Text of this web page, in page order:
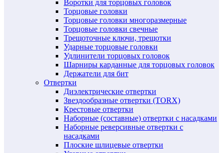
Воротки для торцовых головок
Торцовые головки
Торцовые головки многоразмерные
Торцовые головки свечные
Трещоточные ключи, трещотки
Ударные торцовые головки
Удлинители торцовых головок
Шарниры карданные для торцовых головок
Держатели для бит
Отвертки
Диэлектрические отвертки
Звездообразные отвертки (TORX)
Крестовые отвертки
Наборные (составные) отвертки с насадками
Наборные реверсивные отвертки с
насадками
Плоские шлицевые отвертки